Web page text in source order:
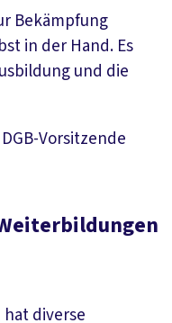
Bekämpfung
in der Hand. Es
und die
Vorsitzende
diverse